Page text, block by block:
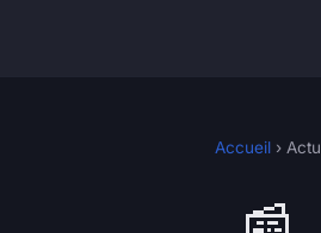
Accueil› Actu